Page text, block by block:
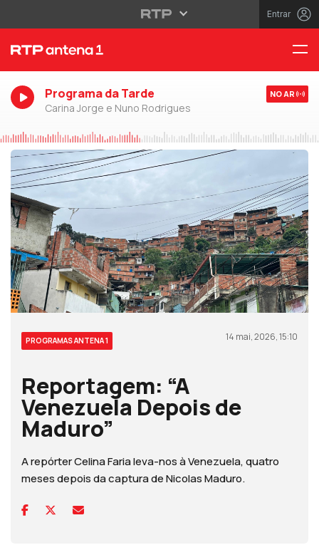
Entrar
Programa da Tarde
Carina Jorge e Nuno Rodrigues
NO AR
PROGRAMAS ANTENA 1 14 mai, 2026, 15:10
Reportagem: “A
Venezuela Depois de
Maduro”
A repórter Celina Faria leva-nos à Venezuela, quatro
meses depois da captura de Nicolas Maduro.